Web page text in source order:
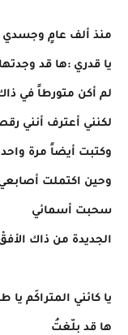
منذ ألف عامٍ
يا قدري :ها قد
لم أكن متورطاً في
لكنني أعترف أنني
وكتبت أيضاً مرة
وحين اكتملت
سحبت أسمائي
الجديدة من ذاك
يا كائني المتراكَم
ها قد بلّغتُ